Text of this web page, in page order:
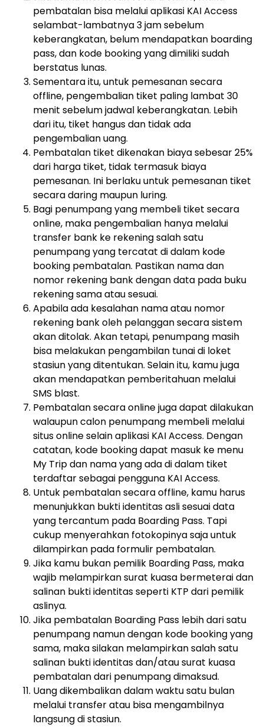
pembatalan bisa melalui aplikasi KAI Access
selambat-lambatnya 3 jam sebelum
keberangkatan, belum mendapatkan boarding
pass, dan kode booking yang dimiliki sudah
berstatus lunas.
Sementara itu, untuk pemesanan secara
offline, pengembalian tiket paling lambat 30
menit sebelum jadwal keberangkatan. Lebih
dari itu, tiket hangus dan tidak ada
pengembalian uang.
Pembatalan tiket dikenakan biaya sebesar 25%
dari harga tiket, tidak termasuk biaya
pemesanan. Ini berlaku untuk pemesanan tiket
secara daring maupun luring.
Bagi penumpang yang membeli tiket secara
online, maka pengembalian hanya melalui
transfer bank ke rekening salah satu
penumpang yang tercatat di dalam kode
booking pembatalan. Pastikan nama dan
nomor rekening bank dengan data pada buku
rekening sama atau sesuai.
Apabila ada kesalahan nama atau nomor
rekening bank oleh pelanggan secara sistem
akan ditolak. Akan tetapi, penumpang masih
bisa melakukan pengambilan tunai di loket
stasiun yang ditentukan. Selain itu, kamu juga
akan mendapatkan pemberitahuan melalui
SMS blast.
Pembatalan secara online juga dapat dilakukan
walaupun calon penumpang membeli melalui
situs online selain aplikasi KAI Access. Dengan
catatan, kode booking dapat masuk ke menu
My Trip dan nama yang ada di dalam tiket
terdaftar sebagai pengguna KAI Access.
Untuk pembatalan secara offline, kamu harus
menunjukkan bukti identitas asli sesuai data
yang tercantum pada Boarding Pass. Tapi
cukup menyerahkan fotokopinya saja untuk
dilampirkan pada formulir pembatalan.
Jika kamu bukan pemilik Boarding Pass, maka
wajib melampirkan surat kuasa bermeterai dan
salinan bukti identitas seperti KTP dari pemilik
aslinya.
Jika pembatalan Boarding Pass lebih dari satu
penumpang namun dengan kode booking yang
sama, maka silakan melampirkan salah satu
salinan bukti identitas dan/atau surat kuasa
pembatalan dari penumpang dimaksud.
Uang dikembalikan dalam waktu satu bulan
melalui transfer atau bisa mengambilnya
langsung di stasiun.